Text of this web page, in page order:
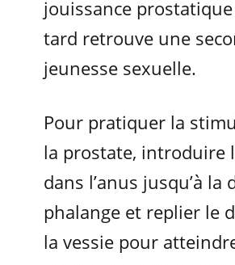
jouissance
tard retrouve une
jeunesse sexuelle.
Pour pratiquer la
la prostate, introduire
dans l’anus jusqu’à la
phalange et replier le
la vessie pour